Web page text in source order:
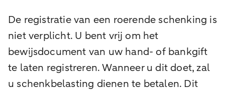
De registratie van een roerende schenking is
niet verplicht. U bent vrij om het
bewijsdocument van uw hand- of bankgift
te laten registreren. Wanneer u dit doet, zal
u schenkbelasting dienen te betalen. Dit